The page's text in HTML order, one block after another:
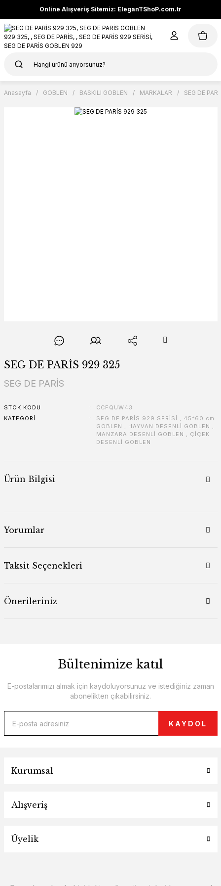
Online Alışveriş Sitemiz: EleganTShoP.com.tr
Anasayfa GOBLEN BASKILI GOBLEN MARKALAR SEG DE
SEG DE PARİS 929 325
SEG DE PARİS
STOK KODU
CCFQUW43
KATEGORI
SEG DE PARİS 929 SERİSİ , 45*60 cm
GOBLEN , HAYVAN DESENLİ GOBLEN ,
MANZARA DESENLİ GOBLEN , ÇİÇEK
DESENLİ GOBLEN
Ürün Bilgisi
Yorumlar
Taksit Seçenekleri
Önerileriniz
Bültenimize katıl
E-postalarımızı almak için kaydoluyorsunuz ve istediğiniz zaman
abonelikten çıkabilirsiniz.
KAYDOL
Kurumsal
Alışveriş
Üyelik